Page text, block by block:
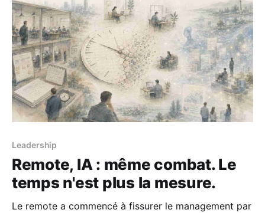
délègue. Je
Leadership
Remote, IA : même combat. Le
temps n'est plus la mesure.
Le remote a commencé à fissurer le management par